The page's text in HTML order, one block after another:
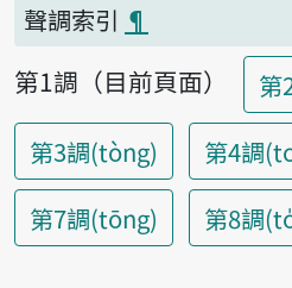
聲調索引 ¶
第1調（目前頁面）
第
第3調(tòng)
第4調
第7調(tōng)
第8調